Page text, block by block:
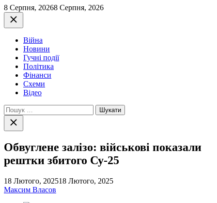
8 Серпня, 20268 Серпня, 2026
Закрити
Війна
Новини
Гучні події
Політика
Фінанси
Схеми
Відео
Пошук:
Закрити
пошук
Обвуглене залізо: військові показали
рештки збитого Су-25
18 Лютого, 202518 Лютого, 2025
Максим Власов